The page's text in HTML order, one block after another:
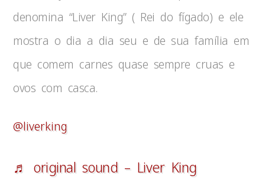
denomina “Liver King” ( Rei do fígado) e ele
mostra o dia a dia seu e de sua família em
que comem carnes quase sempre cruas e
ovos com casca.
@liverking
♬ original sound – Liver King